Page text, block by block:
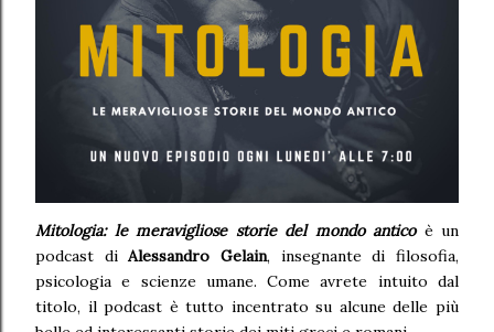
Mitologia: le meravigliose storie del mondo antico è un
podcast diAlessandro Gelain, insegnante di filosofia,
psicologia e scienze umane. Come avrete intuito dal
titolo, il podcast è tutto incentrato su alcune delle più